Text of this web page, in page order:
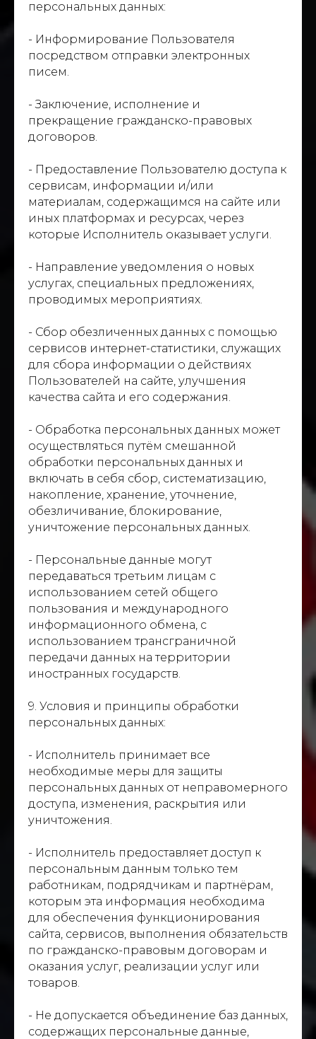
персональных данных:
- Информирование Пользователя
посредством отправки электронных
писем.
- Заключение, исполнение и
прекращение гражданско-правовых
договоров.
- Предоставление Пользователю доступа к
сервисам, информации и/или
материалам, содержащимся на сайте или
иных платформах и ресурсах, через
которые Исполнитель оказывает услуги.
- Направление уведомления о новых
услугах, специальных предложениях,
проводимых мероприятиях.
- Сбор обезличенных данных с помощью
сервисов интернет-статистики, служащих
для сбора информации о действиях
Пользователей на сайте, улучшения
качества сайта и его содержания.
- Обработка персональных данных может
осуществляться путём смешанной
обработки персональных данных и
включать в себя сбор, систематизацию,
накопление, хранение, уточнение,
обезличивание, блокирование,
уничтожение персональных данных.
- Персональные данные могут
передаваться третьим лицам с
использованием сетей общего
пользования и международного
информационного обмена, с
использованием трансграничной
передачи данных на территории
иностранных государств.
9. Условия и принципы обработки
персональных данных:
- Исполнитель принимает все
необходимые меры для защиты
персональных данных от неправомерного
доступа, изменения, раскрытия или
уничтожения.
- Исполнитель предоставляет доступ к
персональным данным только тем
работникам, подрядчикам и партнёрам,
которым эта информация необходима
для обеспечения функционирования
сайта, сервисов, выполнения обязательств
по гражданско-правовым договорам и
оказания услуг, реализации услуг или
товаров.
- Не допускается объединение баз данных,
содержащих персональные данные,